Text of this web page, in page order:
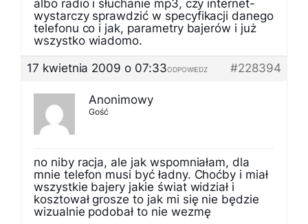
albo radio i słuchanie mp3, czy internet-
wystarczy sprawdzić w specyfikacji danego
telefonu co i jak, parametry bajerów i już
wszystko wiadomo.
17 kwietnia 2009 o 07:33
#228394
ODPOWIEDZ
Anonimowy
Gość
no niby racja, ale jak wspomniałam, dla
mnie telefon musi być ładny. Choćby i miał
wszystkie bajery jakie świat widział i
kosztował grosze to jak mi się nie będzie
wizualnie podobał to nie wezmę